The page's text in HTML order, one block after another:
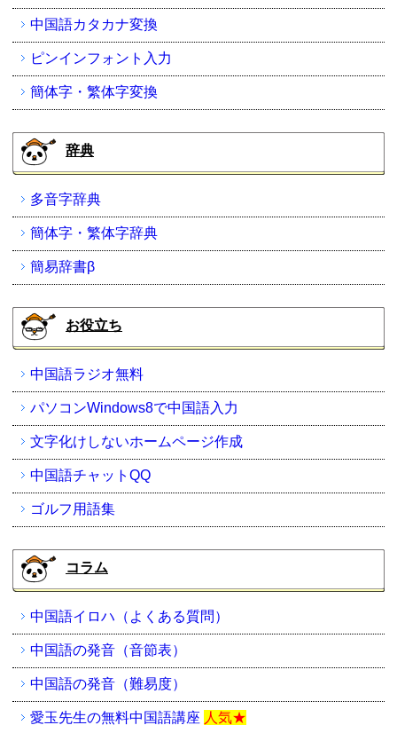
中国語カタカナ変換
ピンインフォント入力
簡体字・繁体字変換
辞典
多音字辞典
簡体字・繁体字辞典
簡易辞書β
お役立ち
中国語ラジオ無料
パソコンWindows8で中国語入力
文字化けしないホームページ作成
中国語チャットQQ
ゴルフ用語集
コラム
中国語イロハ（よくある質問）
中国語の発音（音節表）
中国語の発音（難易度）
愛玉先生の無料中国語講座 人気★